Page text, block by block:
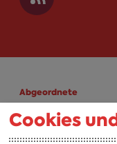
Abgeordnete
A-Z
Cookies